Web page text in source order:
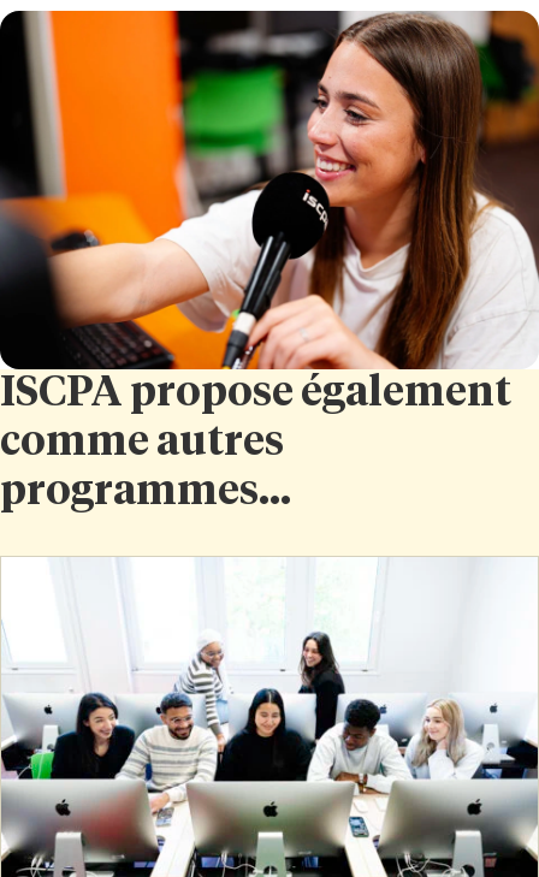
ISCPA propose également
comme autres
programmes...